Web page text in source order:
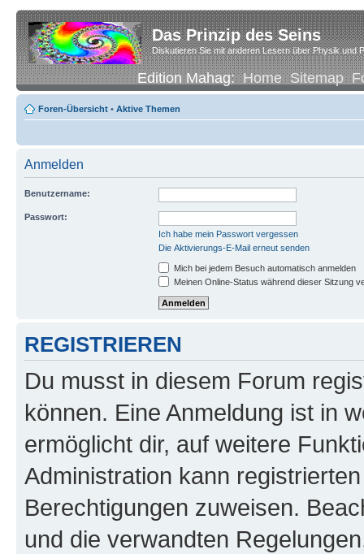
Das Prinzip des Seins
Diskutieren Sie mit anderen Lesern über Physik und
Edition Mahag:Home Sitemap
Foren-Übersicht • Aktive Themen
Anmelden
Benutzername:
Passwort:
Ich habe mein Passwort vergessen
Die Aktivierungs-E-Mail erneut senden
Mich bei jedem Besuch automatisch anmelden
Meinen Online-Status während dieser Sitzung
REGISTRIEREN
Du musst in diesem Forum
können. Eine Anmeldung ist in
ermöglicht dir, auf weitere
Administration kann
Berechtigungen zuweisen.
und die verwandten